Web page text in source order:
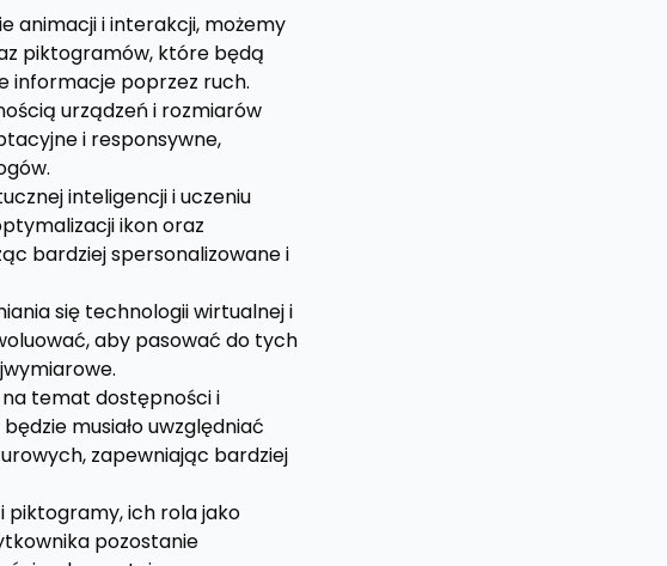
animacji i interakcji, możemy
piktogramów, które będą
informacje poprzez ruch.
urządzeń i rozmiarów
i responsywne,
inteligencji i uczeniu
ikon oraz
bardziej spersonalizowane i
się technologii wirtualnej i
aby pasować do tych
temat dostępności i
musiało uwzględniać
zapewniając bardziej
piktogramy, ich rola jako
pozostanie